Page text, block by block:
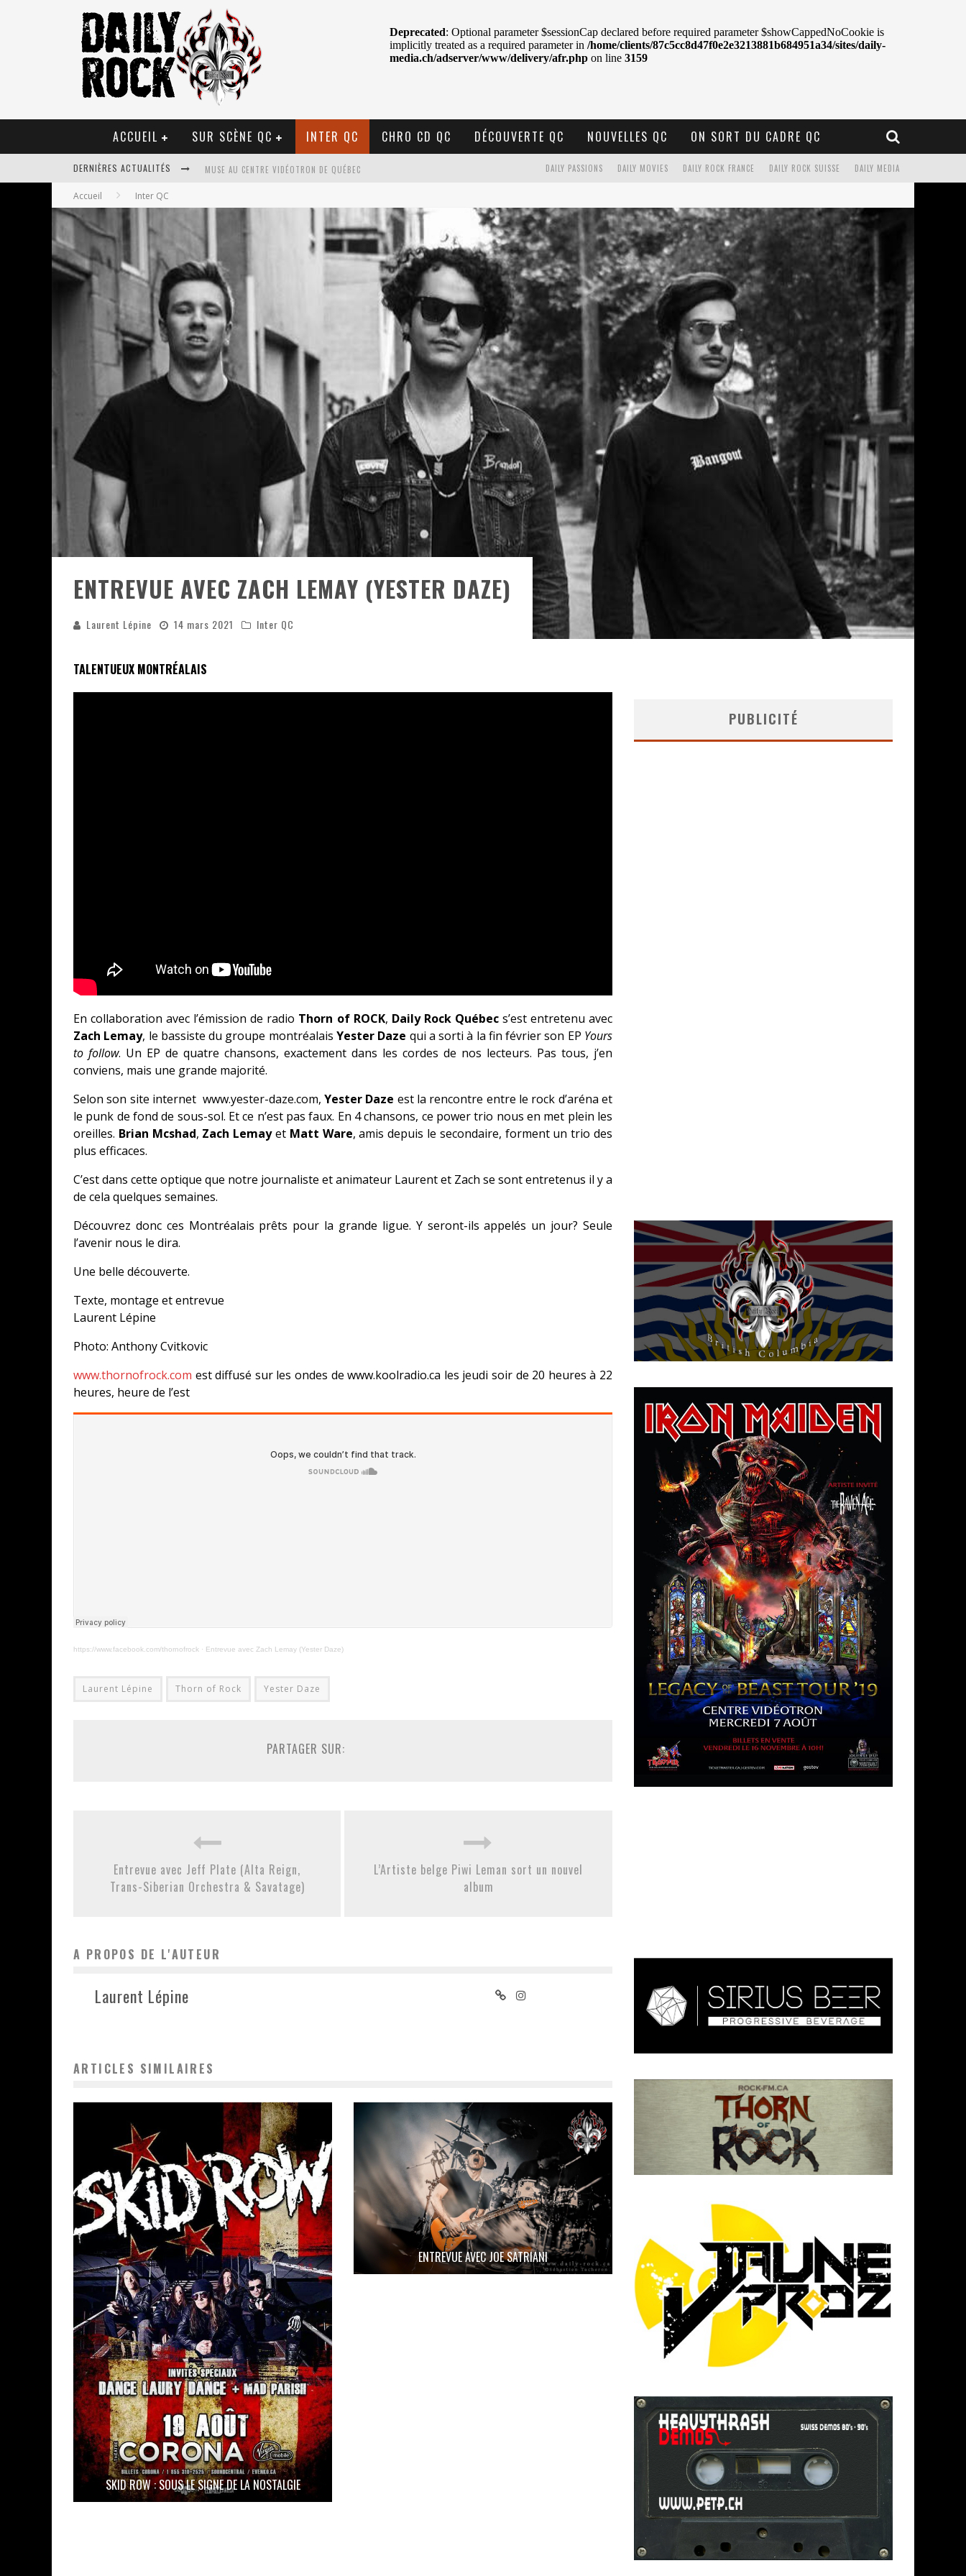
ACCUEIL SUR SCÈNE QC INTER QC CHRO CD QC DÉCOUVERTE QC NOUVELLES QC ON SORT DU CADRE QC
DERNIÈRES ACTUALITÉS
MUSE AU CENTRE VIDÉOTRON DE QUÉBEC
JOURNEY AU CENTRE VIDÉOTRON : SAME OR SEPARATE WAYS?
LA TRAGÉDIE SORT DE LA NOUVELLE MUSIQUE
TOVE LO ÉTAIT DE PASSAGE AU MTELUS
LES DANSEURS ÉTOILES PARASITENT TON CIEL
JEFF MARTIN AU CORONA DE MONTRÉAL
ON VA SE LE DIRE, SWORD EST DE RETOUR
LA COMPIL’ ZOO DE SLAM DISQUES EST DE RETOUR
LES RÊVES SONT FAITS POUR ÊTRE RÉALISÉS
DEATH NOTE SILENCE - COLLIDE AND COLLAPSE
ÉNORME SUCCÈS POUR MUSE ET SES SHOWS AU QUÉBEC
DAILY MEDIA
DAILY ROCK SUISSE
DAILY ROCK FRANCE
DAILY MOVIES
DAILY PASSIONS
Accueil Inter QC
ENTREVUE AVEC ZACH LEMAY (YESTER DAZE)
Laurent Lépine 14 mars 2021 Inter QC
TALENTUEUX MONTRÉALAIS
En collaboration avec l’émission de radio Thorn of ROCK, Daily Rock Québecs’est entretenu avec
Zach Lemay, le bassiste du groupe montréalais Yester Daze qui a sorti à la fin février son EP Yours
to follow. Un EP de quatre chansons, exactement dans les cordes de nos lecteurs. Pas tous, j’en
conviens, mais une grande majorité.
Selon son site internet www.yester-daze.com, Yester Daze est la rencontre entre le rock d’aréna et
le punk de fond de sous-sol. Et ce n’est pas faux. En 4 chansons, ce power trio nous en met plein les
oreilles. Brian Mcshad, Zach Lemayet Matt Ware, amis depuis le secondaire, forment un trio des
plus efficaces.
C’est dans cette optique que notre journaliste et animateur Laurent et Zach se sont entretenus il y a
de cela quelques semaines.
Découvrez donc ces Montréalais prêts pour la grande ligue. Y seront-ils appelés un jour? Seule
l’avenir nous le dira.
Une belle découverte.
Texte, montage et entrevue
Laurent Lépine
Photo: Anthony Cvitkovic
www.thornofrock.com est diffusé sur les ondes de www.koolradio.ca les jeudi soir de 20 heures à 22
heures, heure de l’est
https://www.facebook.com/thornofrock · Entrevue avec Zach Lemay (Yester Daze)
Laurent Lépine Thorn of Rock Yester Daze
PARTAGER SUR:
Entrevue avec Jeff Plate (Alta Reign,
Trans-Siberian Orchestra & Savatage)
L’Artiste belge Piwi Leman sort un nouvel
album
A PROPOS DE L'AUTEUR
Laurent Lépine
ARTICLES SIMILAIRES
SKID ROW : SOUS LE SIGNE DE LA NOSTALGIE
ENTREVUE AVEC JOE SATRIANI
PUBLICITÉ